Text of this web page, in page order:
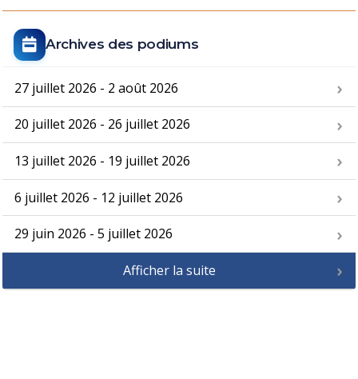
Archives des podiums
27 juillet 2026 - 2 août 2026
20 juillet 2026 - 26 juillet 2026
13 juillet 2026 - 19 juillet 2026
6 juillet 2026 - 12 juillet 2026
29 juin 2026 - 5 juillet 2026
Afficher la suite